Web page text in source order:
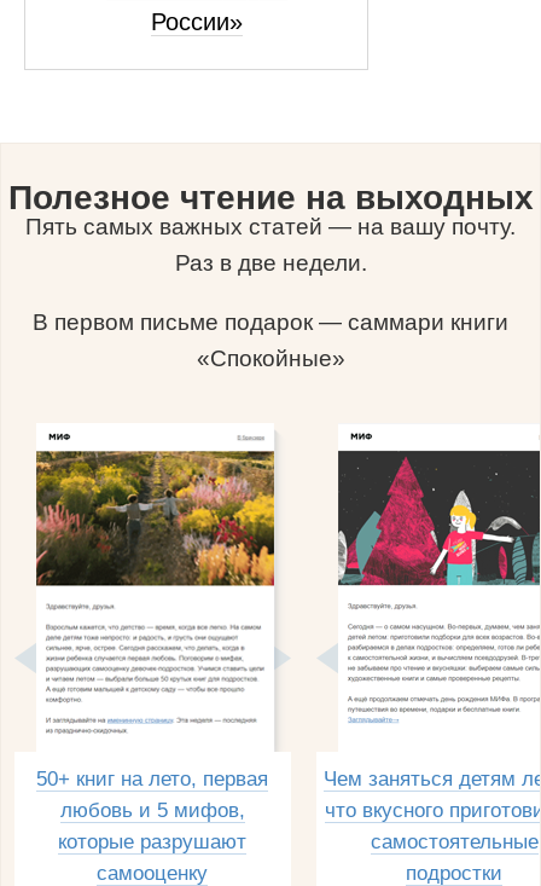
России»
Полезное чтение на выходных
Пять самых важных статей — на вашу почту.
Раз в две недели.
В первом письме подарок — саммари книги
«Спокойные»
50+ книг на лето, первая
любовь и 5 мифов,
которые разрушают
самооценку
Чем заняться детям
что вкусного
самостоятельные
подростки